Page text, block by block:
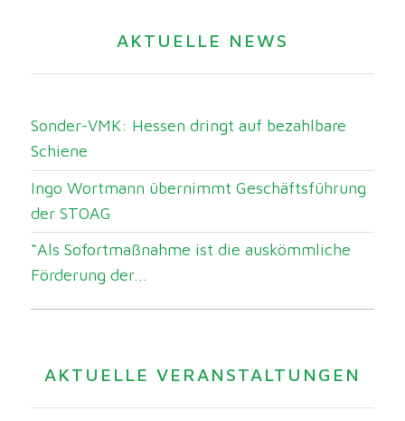
AKTUELLE NEWS
Sonder-VMK: Hessen dringt auf bezahlbare
Schiene
Ingo Wortmann übernimmt Geschäftsführung
der STOAG
“Als Sofortmaßnahme ist die auskömmliche
Förderung der...
AKTUELLE VERANSTALTUNGEN